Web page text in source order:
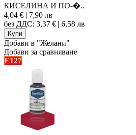
КИСЕЛИНА И ПО-�..
4,04 € | 7,90 лв
без ДДС: 3,37 € | 6,58 лв
Добави в "Желани"
Добави за сравняване
E127